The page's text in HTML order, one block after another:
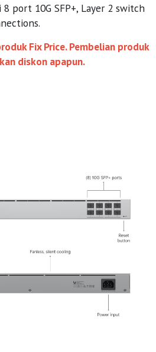
port 10G SFP+, Layer 2 switch
Fix Price. Pembelian produk
diskon apapun.